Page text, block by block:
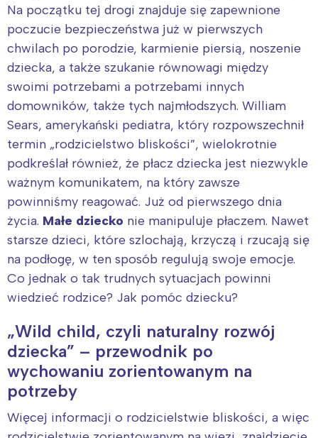
Na początku tej drogi znajduje się zapewnione
poczucie bezpieczeństwa już w pierwszych
chwilach po porodzie, karmienie piersią, noszenie
dziecka, a także szukanie równowagi między
swoimi potrzebami a potrzebami innych
domowników, także tych najmłodszych. William
Sears, amerykański pediatra, który rozpowszechnił
termin „rodzicielstwo bliskości”, wielokrotnie
podkreślał również, że płacz dziecka jest niezwykle
ważnym komunikatem, na który zawsze
powinniśmy reagować. Już od pierwszego dnia
życia. Małe dziecko nie manipuluje płaczem. Nawet
starsze dzieci, które szlochają, krzyczą i rzucają się
na podłogę, w ten sposób regulują swoje emocje.
Co jednak o tak trudnych sytuacjach powinni
wiedzieć rodzice? Jak pomóc dziecku?
„Wild child, czyli naturalny rozwój
dziecka” – przewodnik po
wychowaniu zorientowanym na
potrzeby
Więcej informacji o rodzicielstwie bliskości, a więc
Interesują mnie wydarzenia z
tego regionu:
Warszawa
Łódź
Śląsk
Kraków